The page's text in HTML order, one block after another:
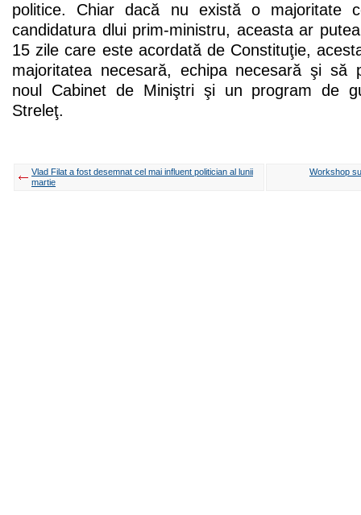
politice. Chiar dacă nu există o majoritate
candidatura dlui prim-ministru, aceasta ar
15 zile care este acordată de Constituţie,
majoritatea necesară, echipa necesară şi să
noul Cabinet de Miniştri şi un program de
Streleţ.
Vlad Filat a fost desemnat cel mai influent politician al lunii
martie
Workshop